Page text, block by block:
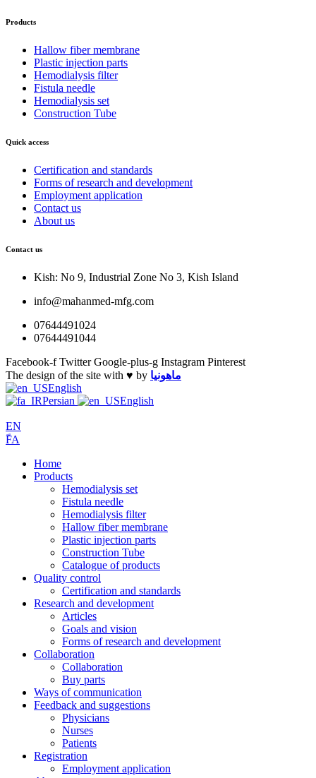
Products
Hallow fiber membrane
Plastic injection parts
Hemodialysis filter
Fistula needle
Hemodialysis set
Construction Tube
Quick access
Certification and standards
Forms of research and development
Employment application
Contact us
About us
Contact us
Kish: No 9, Industrial Zone No 3, Kish Island
info@mahanmed-mfg.com
07644491024
07644491044
Facebook-f Twitter Google-plus-g Instagram Pinterest
The design of the site with ♥️ by ماهونیا
English
Persian
English
EN
ّFA
Home
Products
Hemodialysis set
Fistula needle
Hemodialysis filter
Hallow fiber membrane
Plastic injection parts
Construction Tube
Catalogue of products
Quality control
Certification and standards
Research and development
Articles
Goals and vision
Forms of research and development
Collaboration
Collaboration
Buy parts
Ways of communication
Feedback and suggestions
Physicians
Nurses
Patients
Registration
Employment application